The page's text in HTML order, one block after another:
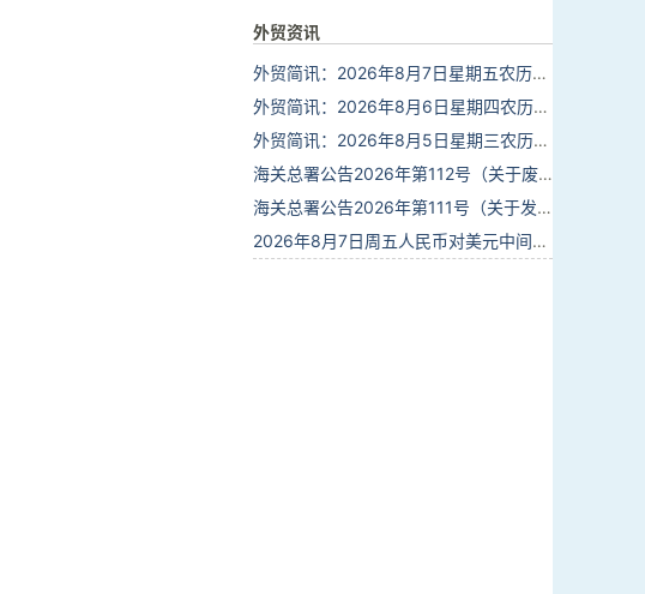
外贸资讯
外贸简讯：2026年8月7日星期五农历六月廿五
外贸简讯：2026年8月6日星期四农历六月廿四
外贸简讯：2026年8月5日星期三农历六月廿三
海关总署公告2026年第112号（关于废止部分卫生检疫类规范性文件的公告）
海关总署公告2026年第111号（关于发布《进出境动植物检疫处理监督管理工作规定》《进出境卫生处理监督管理工作规定》的公告）
2026年8月7日周五人民币对美元中间价报6.7904调贬9个基点